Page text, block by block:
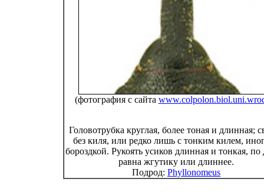
(фотография с сайта
Головотрубка круглая, более тоная и длинная;
без киля, или редко лишь с тонким килем,
бороздкой. Рукоять усиков длинная и тонкая, по
равна жгутику или длиннее.
Подрод: Phyllonomeus